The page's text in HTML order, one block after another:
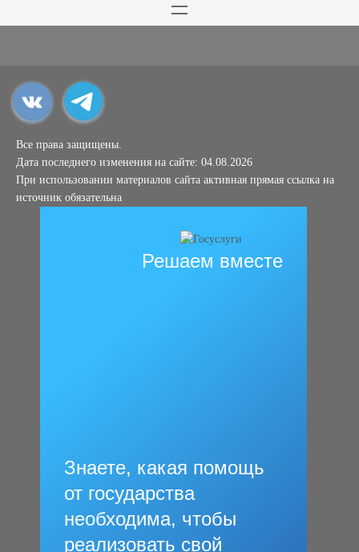
Все права защищены.
Дата последнего изменения на сайте: 04.08.2026
При использовании материалов сайта активная прямая ссылка на
источник обязательна
Решаем вместе
Знаете, какая помощь
от государства
необходима, чтобы
реализовать свой